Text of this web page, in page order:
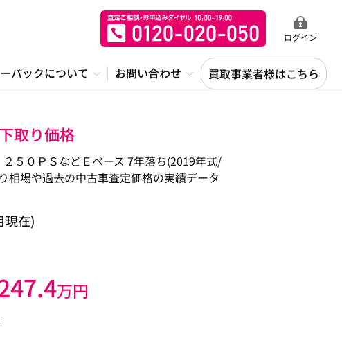
ログイン
パックについて お問い合わせ 買取事業者様はこちら
取り価格
０ＰＳなどＥペース 7年落ち(2019年式/
相場や過去の中古車査定価格の実績データ
現在)
万円